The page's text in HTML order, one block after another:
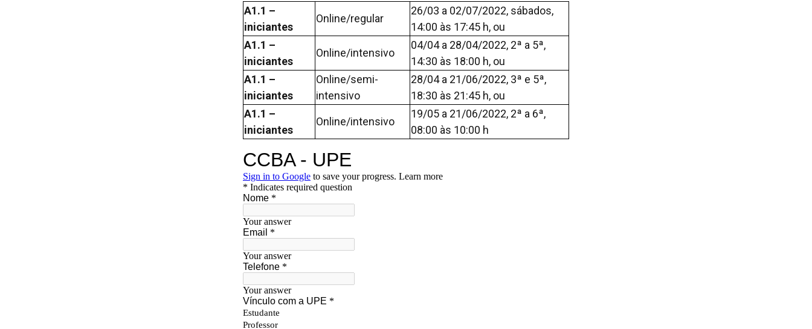
A1.1 –
iniciantes
Online/regular
26/03 a 02/07/2022, sábados,
14:00 às 17:45 h, ou
A1.1 –
iniciantes
Online/intensivo
04/04 a 28/04/2022, 2ª a 5ª,
14:30 às 18:00 h, ou
A1.1 –
iniciantes
Online/semi-
intensivo
28/04 a 21/06/2022, 3ª e 5ª,
18:30 às 21:45 h, ou
A1.1 –
iniciantes
Online/intensivo
19/05 a 21/06/2022, 2ª a 6ª,
08:00 às 10:00 h